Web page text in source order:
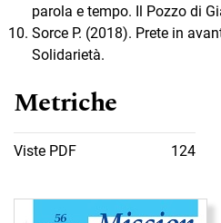
parola e tempo. Il Pozzo di
Sorce P. (2018). Prete in
Solidarietà.
Metriche
Viste PDF 124
Immagine di copertina